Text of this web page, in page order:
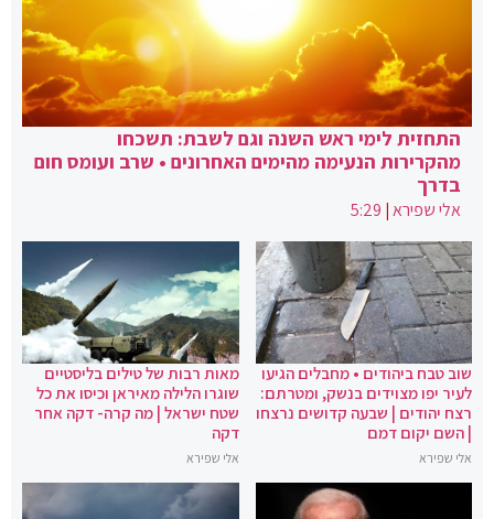
התחזית לימי ראש השנה וגם לשבת: תשכחו
מהקרירות הנעימה מהימים האחרונים • שרב ועומס חום
בדרך
אלי שפירא|
5:29
שוב טבח ביהודים • מחבלים הגיעו
לעיר יפו מצוידים בנשק, ומטרתם:
רצח יהודים | שבעה קדושים נרצחו
| השם יקום דמם
אלי שפירא
מאות רבות של טילים בליסטיים
שוגרו הלילה מאיראן וכיסו את כל
שטח ישראל | מה קרה- דקה אחר
דקה
אלי שפירא